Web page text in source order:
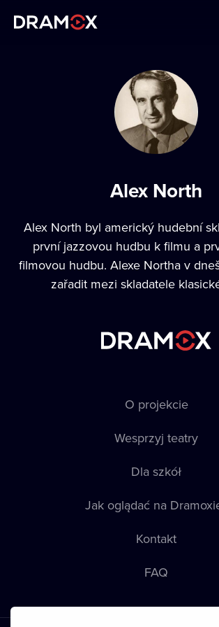
Alex North
Alex North byl americký hudební
první jazzovou hudbu k filmu a
filmovou hudbu. Alexe Northa v
zařadit mezi skladatele
O projekcie
Wesprzyj teatry
Dla szkół
Jak oglądać na
Kontakt
FAQ